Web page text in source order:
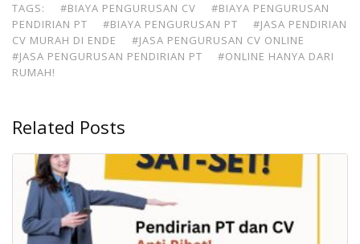
TAGS: #BIAYA PENGURUSAN CV
#BIAYA PENGURUSAN
PENDIRIAN PT
#BIAYA PENGURUSAN PT
#JASA PENDIRIAN
CV MURAH DI ENDE
#JASA PENGURUSAN CV ONLINE
#JASA PENGURUSAN PENDIRIAN PT
#ONLINE HANYA DARI
RUMAH!
Related Posts